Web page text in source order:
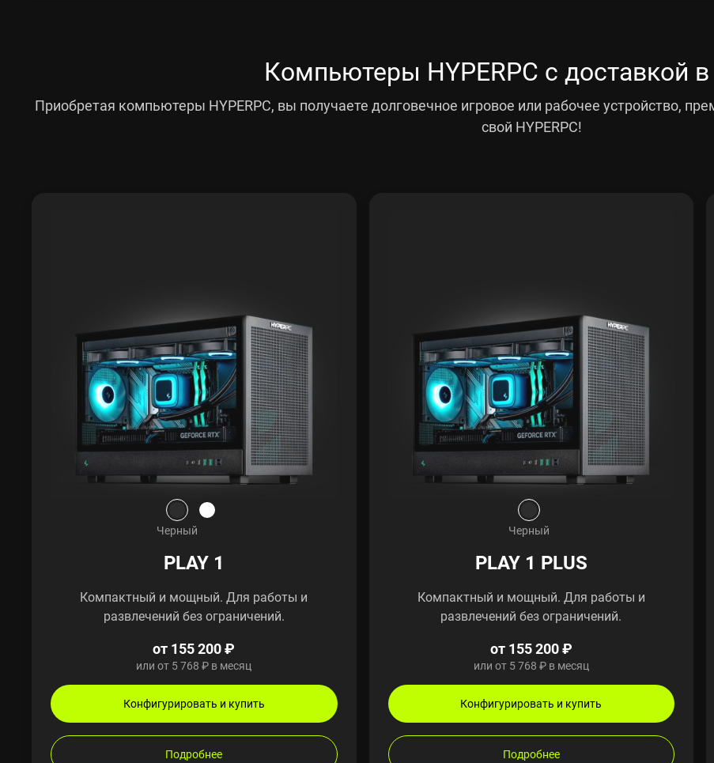
Компьютеры HYPERPC с доставкой
Приобретая компьютеры HYPERPC, вы получаете долговечное игровое или рабочее устройство,
свой HYPERPC!
Черный
PLAY 1
Компактный и мощный. Для работы и
развлечений без ограничений.
от 155 200 ₽
или от 5 768 ₽ в месяц
Конфигурировать и купить
Подробнее
Черный
PLAY 1 PLUS
Компактный и мощный. Для работы и
развлечений без ограничений.
от 155 200 ₽
или от 5 768 ₽ в месяц
Конфигурировать и купить
Подробнее